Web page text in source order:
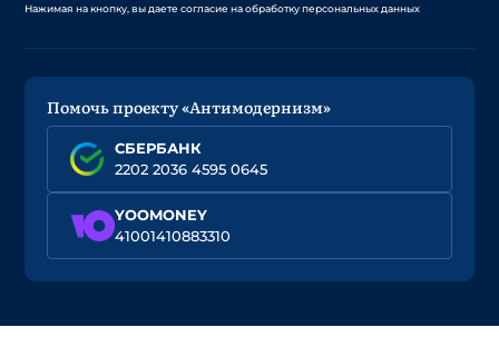
Нажимая на кнопку, вы даете согласие на обработку персональных данных
Помочь проекту «Антимодернизм»
СБЕРБАНК
2202 2036 4595 0645
YOOMONEY
41001410883310